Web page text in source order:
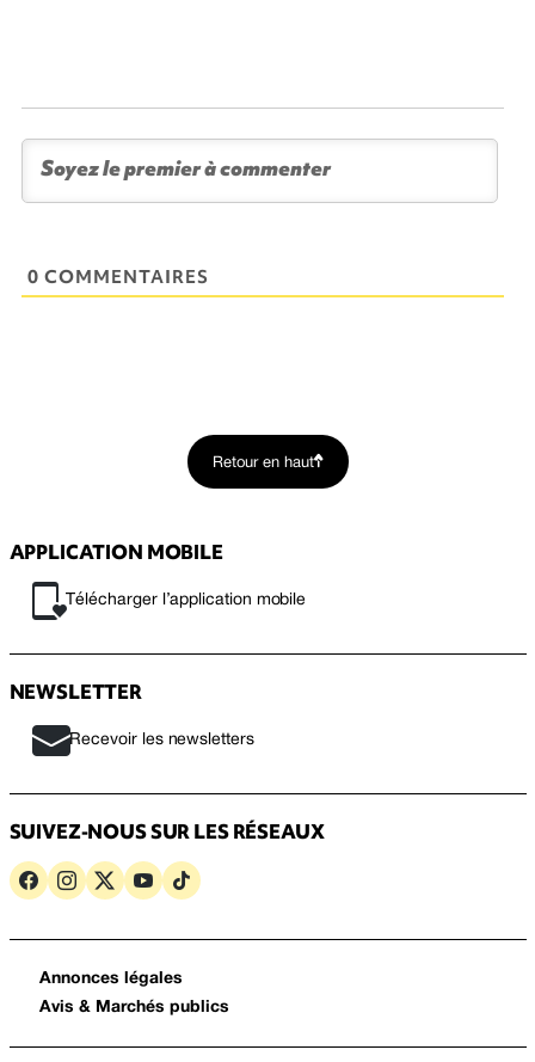
0 COMMENTAIRES
Retour en haut
APPLICATION MOBILE
Télécharger l’application mobile
NEWSLETTER
Recevoir les newsletters
SUIVEZ-NOUS SUR LES RÉSEAUX
Annonces légales
Avis & Marchés publics